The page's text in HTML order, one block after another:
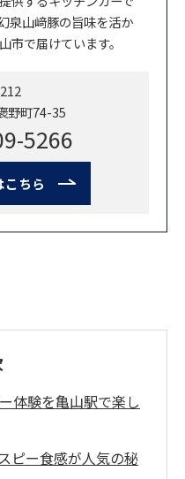
泉山﨑豚の旨味を活か
市で届けています。
野町74-35
5266
こちら
体験を亀山駅で楽し
ピー食感が人気の秘